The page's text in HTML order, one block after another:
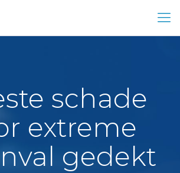
schade
extreme
gedekt